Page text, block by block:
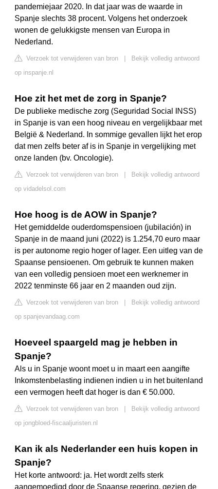
pandemiejaar 2020. In dat jaar was de waarde in
Spanje slechts 38 procent. Volgens het onderzoek
wonen de gelukkigste mensen van Europa in
Nederland.
Verzoek tot verwijderen van bron
Bekijk volledig antwoord
op inspanje.nl
Hoe zit het met de zorg in Spanje?
De publieke medische zorg (Seguridad Social INSS)
in Spanje is van een hoog niveau en vergelijkbaar met
België & Nederland. In sommige gevallen lijkt het erop
dat men zelfs beter af is in Spanje in vergelijking met
onze landen (bv. Oncologie).
Verzoek tot verwijderen van bron
Bekijk volledig antwoord
op vidadelsol.com
Hoe hoog is de AOW in Spanje?
Het gemiddelde ouderdomspensioen (jubilación) in
Spanje in de maand juni (2022) is 1.254,70 euro maar
is per autonome regio hoger of lager. Een uitleg van de
Spaanse pensioenen. Om gebruik te kunnen maken
van een volledig pensioen moet een werknemer in
2022 tenminste 66 jaar en 2 maanden oud zijn.
Verzoek tot verwijderen van bron
Bekijk volledig antwoord
op spanjevandaag.com
Hoeveel spaargeld mag je hebben in
Spanje?
Als u in Spanje woont moet u in maart een aangifte
Inkomstenbelasting indienen indien u in het buitenland
een vermogen heeft dat hoger is dan € 50.000.
Verzoek tot verwijderen van bron
Bekijk volledig antwoord
op jongbloed-fiscaaljuristen.nl
Kan ik als Nederlander een huis kopen in
Spanje?
Het korte antwoord: ja. Het wordt zelfs sterk
aangemoedigd door de Spaanse regering, gezien de